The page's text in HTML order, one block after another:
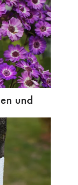
und